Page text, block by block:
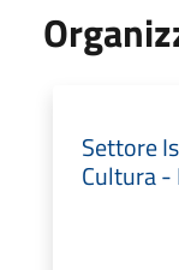
Settore
Cultura -